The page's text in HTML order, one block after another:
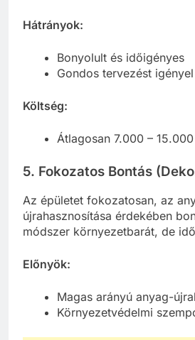
Hátrányok:
Bonyolult és időigényes
Gondos tervezést igényel
Költség:
Átlagosan 7.000 –
5. Fokozatos Bontás
Az épületet fokozatosan, az
újrahasznosítása érdekében
módszer környezetbarát, de
Előnyök:
Magas arányú anyag-
Környezetvédelmi